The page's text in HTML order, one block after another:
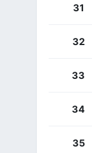
31
32
33
34
35